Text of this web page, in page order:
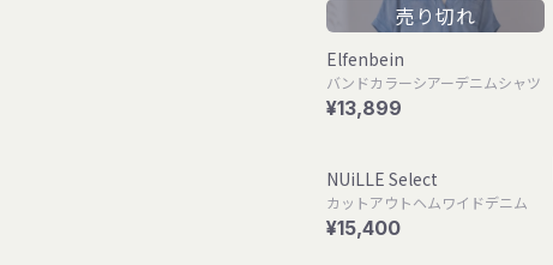
売り切れ
Elfenbein
バンドカラーシアーデニムシャツ
¥13,899
NUiLLE Select
カットアウトヘムワイドデニム
¥15,400